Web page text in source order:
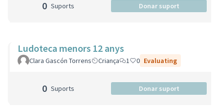
0 Suports Donar suport
Ludoteca menors 12 anys
Clara Gascón Torrens Criança 1 0 Evaluating
0 Suports Donar suport